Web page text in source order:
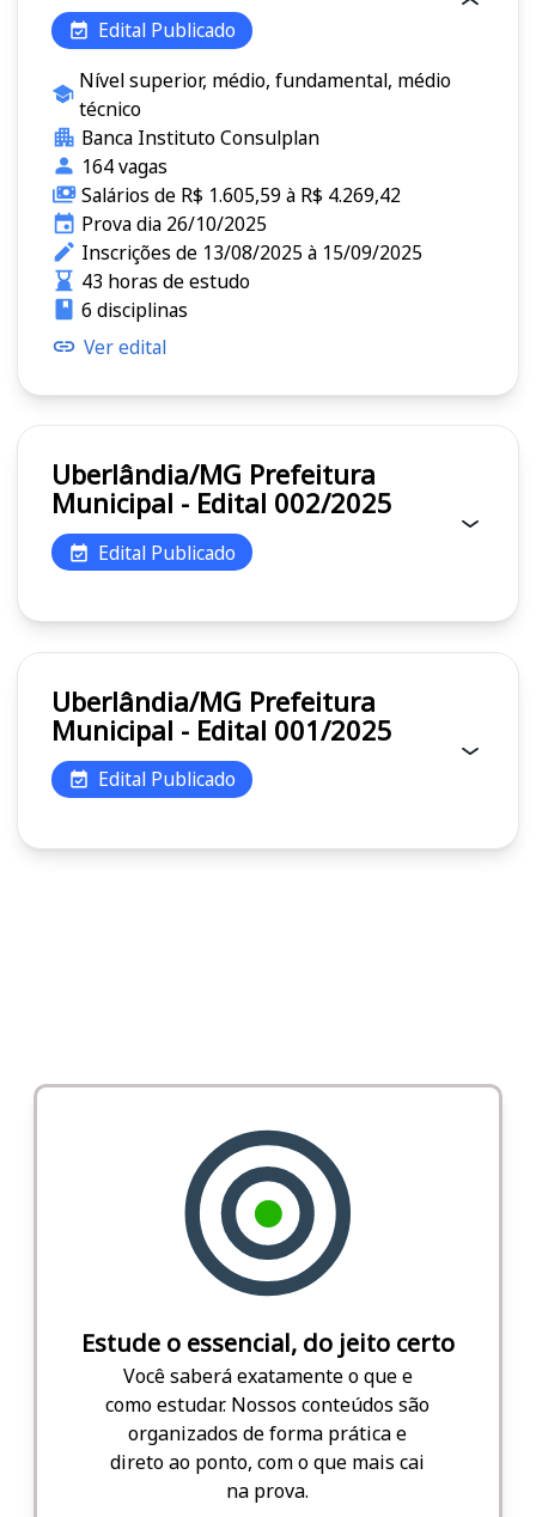
Edital Publicado
Nível superior, médio, fundamental, médio
técnico
Banca Instituto Consulplan
164 vagas
Salários de R$ 1.605,59 à R$ 4.269,42
Prova dia 26/10/2025
Inscrições de 13/08/2025 à 15/09/2025
43 horas de estudo
6 disciplinas
Ver edital
Uberlândia/MG Prefeitura
Municipal - Edital 002/2025
Edital Publicado
Uberlândia/MG Prefeitura
Municipal - Edital 001/2025
Edital Publicado
Estude o essencial, do jeito certo
Você saberá exatamente o que e
como estudar. Nossos conteúdos são
organizados de forma prática e
direto ao ponto, com o que mais cai
na prova.